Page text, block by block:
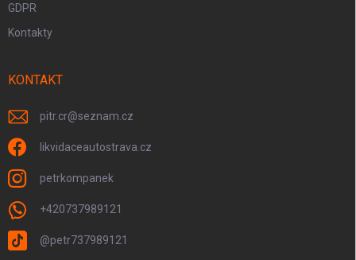
GDPR
Kontakty
KONTAKT
pitr.cr@seznam.cz
likvidaceautostrava.cz
petrkompanek
+420737989121
@petr737989121